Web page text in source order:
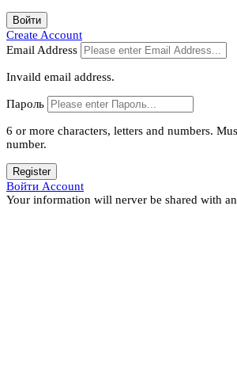
Войти
Create Account
Email Address
Invaild email address.
Пароль
6 or more characters, letters and numbers.
number.
Register
Войти Account
Your information will nerver be shared with